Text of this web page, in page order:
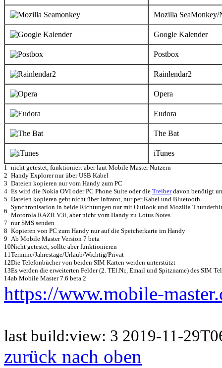
Mozilla SeaMonkey/
Google Kalender
Postbox
Rainlendar2
Opera
Eudora
The Bat
iTunes
1 nicht getestet, funktioniert aber laut Mobile Master Nutzern
2 Handy Explorer nur über USB Kabel
3 Dateien kopieren nur vom Handy zum PC
4 Es wird die Nokia OVI oder PC Phone Suite oder die Treiberdavon benötigt
5 Dateien kopieren geht nicht über Infrarot, nur per Kabel und Bluetooth
6
Synchronisation in beide Richtungen nur mit Outlook und Mozilla
Motorola RAZR V3i, aber nicht vom Handy zu Lotus Notes
7 nur SMS senden
8 Kopieren von PC zum Handy nur auf die Speicherkarte im Handy
9 Ab Mobile Master Version 7 beta
10Nicht getestet, sollte aber funktionieren
11Termine/Jahrestage/Urlaub/Wichtig/Privat
12Die Telefonbücher von beiden SIM Karten werden unterstützt
13Es werden die erweiterten Felder (2. TEl.Nr., Email und Spitzname) des SIM
14ab Mobile Master 7.6 beta 2
https://www.mobile-
last build:view: 3 2019-11-
zurück nach oben